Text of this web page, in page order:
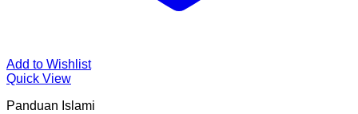
Add to Wishlist
Quick View
Panduan Islami